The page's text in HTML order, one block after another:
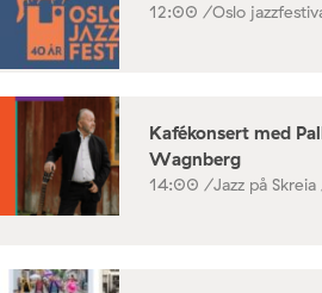
12:00 /Oslo
Kafékonsert med
Wagnberg
14:00 /Jazz på